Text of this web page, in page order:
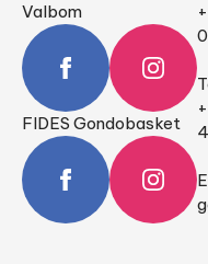
Valbom
FIDES Gondobasket